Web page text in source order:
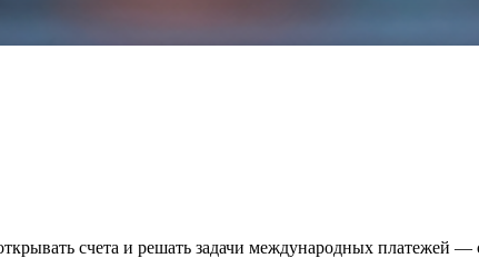
счета и решать задачи международных платежей